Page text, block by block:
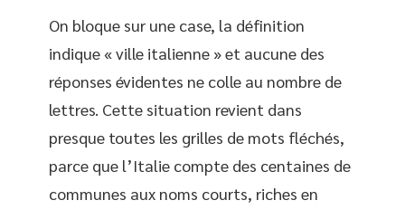
On bloque sur une case, la définition
indique « ville italienne » et aucune des
réponses évidentes ne colle au nombre de
lettres. Cette situation revient dans
presque toutes les grilles de mots fléchés,
parce que l’Italie compte des centaines de
communes aux noms courts, riches en